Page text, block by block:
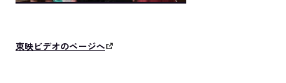
東映ビデオのページへ